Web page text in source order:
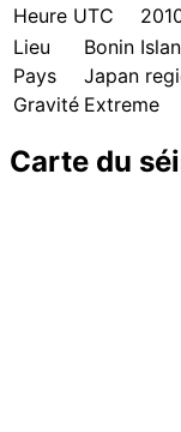
Heure UTC
Lieu
Bonin
Pays
Japan
Gravité Extreme
Carte du